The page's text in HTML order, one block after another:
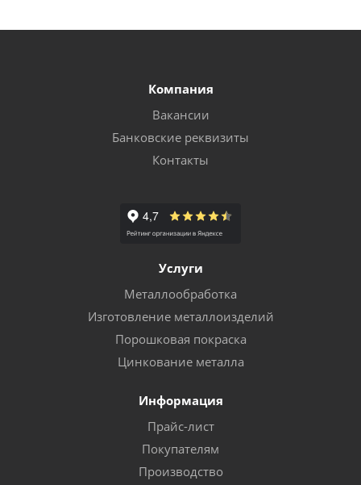
Компания
Вакансии
Банковские реквизиты
Контакты
Услуги
Металлообработка
Изготовление металлоизделий
Порошковая покраска
Цинкование металла
Информация
Прайс-лист
Покупателям
Производство